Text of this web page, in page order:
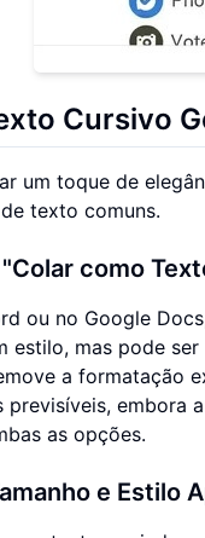
Cursivo
um toque de
texto comuns.
como
ou no Google
estilo, mas pode
a formatação
previsíveis, embora
as opções.
e Estilo